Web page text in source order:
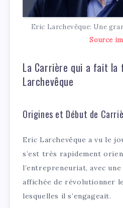
Eric Larchevêque: Une
Source
La Carrière qui a fait la
Larchevêque
Origines et Début de
Eric Larchevêque a vu le
s’est très rapidement
l’entrepreneuriat, avec
affichée de révolutionner
lesquelles il s’engageait.